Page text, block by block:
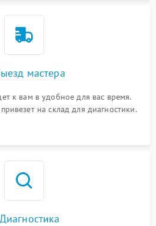
мастера
к вам в удобное для вас время.
на склад для диагностики.